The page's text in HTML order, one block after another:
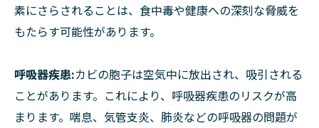
素にさらされることは、食中毒や健康への深刻な脅威を
もたらす可能性があります。
呼吸器疾患:カビの胞子は空気中に放出され、吸引される
ことがあります。これにより、呼吸器疾患のリスクが高
まります。喘息、気管支炎、肺炎などの呼吸器の問題が